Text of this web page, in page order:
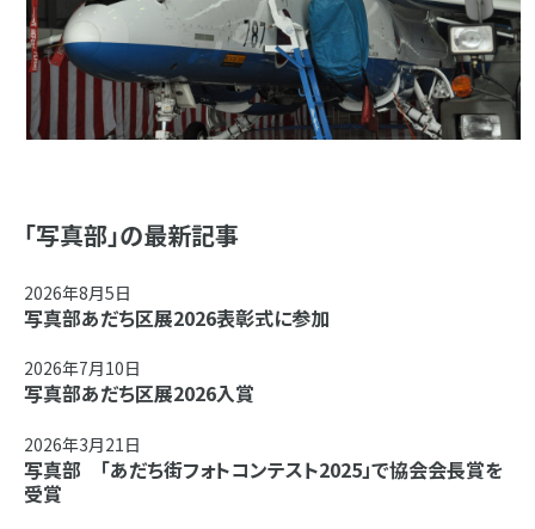
「写真部」の最新記事
2026年8月5日
写真部あだち区展2026表彰式に参加
2026年7月10日
写真部あだち区展2026入賞
2026年3月21日
写真部 「あだち街フォトコンテスト2025」で協会会長賞を
受賞